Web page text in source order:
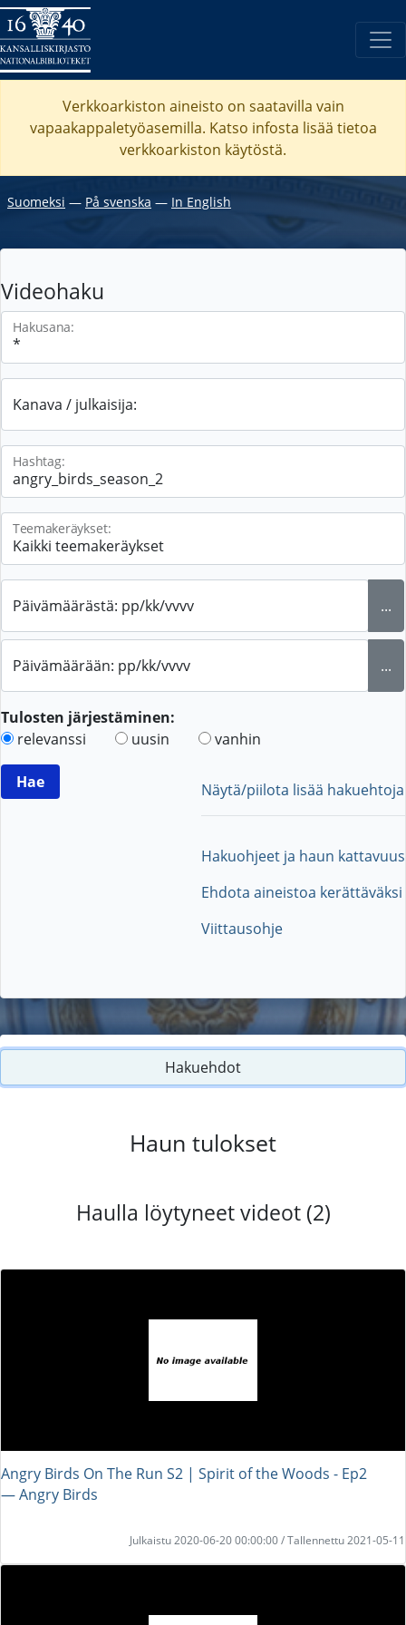
Verkkoarkiston aineisto on saatavilla vain
vapaakappaletyöasemilla. Katso infosta lisää tietoa
verkkoarkiston käytöstä.
Suomeksi ― På svenska ― In English
Videohaku
Hakusana:
Kanava / julkaisija:
Hashtag:
Teemakeräykset:
Päivämäärästä: pp/kk/vvvv ...
Päivämäärään: pp/kk/vvvv ...
Tulosten järjestäminen:
relevanssi
uusin vanhin
Näytä/piilota lisää hakuehtoja
Hakuohjeet ja haun kattavuus
Ehdota aineistoa kerättäväksi
Viittausohje
Hakuehdot
Haun tulokset
Haulla löytyneet videot (2)
Angry Birds On The Run S2 | Spirit of the Woods - Ep2
― Angry Birds
Julkaistu 2020-06-20 00:00:00 / Tallennettu 2021-05-11